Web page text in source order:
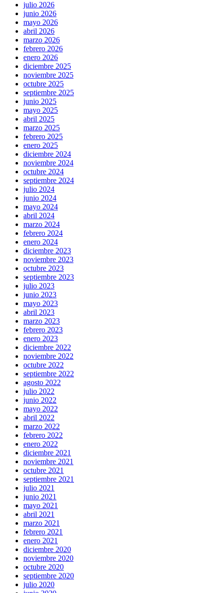
julio 2026
junio 2026
mayo 2026
abril 2026
marzo 2026
febrero 2026
enero 2026
diciembre 2025
noviembre 2025
octubre 2025
septiembre 2025
junio 2025
mayo 2025
abril 2025
marzo 2025
febrero 2025
enero 2025
diciembre 2024
noviembre 2024
octubre 2024
septiembre 2024
julio 2024
junio 2024
mayo 2024
abril 2024
marzo 2024
febrero 2024
enero 2024
diciembre 2023
noviembre 2023
octubre 2023
septiembre 2023
julio 2023
junio 2023
mayo 2023
abril 2023
marzo 2023
febrero 2023
enero 2023
diciembre 2022
noviembre 2022
octubre 2022
septiembre 2022
agosto 2022
julio 2022
junio 2022
mayo 2022
abril 2022
marzo 2022
febrero 2022
enero 2022
diciembre 2021
noviembre 2021
octubre 2021
septiembre 2021
julio 2021
junio 2021
mayo 2021
abril 2021
marzo 2021
febrero 2021
enero 2021
diciembre 2020
noviembre 2020
octubre 2020
septiembre 2020
julio 2020